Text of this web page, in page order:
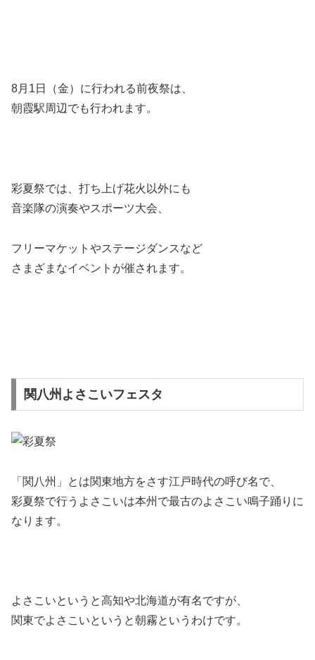
8月1日（金）に行われる前夜祭は、
朝霞駅周辺でも行われます。
彩夏祭では、打ち上げ花火以外にも
音楽隊の演奏やスポーツ大会、
フリーマケットやステージダンスなど
さまざまなイベントが催されます。
関八州よさこいフェスタ
「関八州」
とは関東地方をさす江戸時代の呼び名で、
彩夏祭で行うよさこいは本州で最古のよさこい鳴子踊りに
なります。
よさこいというと高知や北海道が有名ですが、
関東でよさこいというと朝霧というわけです。